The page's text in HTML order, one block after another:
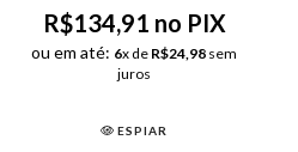
R$134,91 no PIX
ou em até: 6x de R$24,98 sem
juros
ESPIAR